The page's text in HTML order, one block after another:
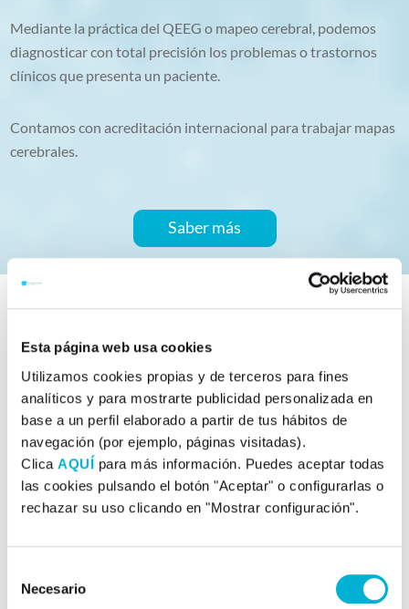
Esta página web usa cookies
Utilizamos cookies propias y de terceros para fines
analíticos y para mostrarte publicidad personalizada en
base a un perfil elaborado a partir de tus hábitos de
navegación (por ejemplo, páginas visitadas).
Clica AQUÍ para más información. Puedes aceptar todas
las cookies pulsando el botón "Aceptar" o configurarlas o
rechazar su uso clicando en "Mostrar configuración".
Necesario
Mediante la práctica del QEEG o mapeo cerebral, podemos
diagnosticar con total precisión los problemas o trastornos
clínicos que presenta un paciente.
Contamos con acreditación internacional para trabajar mapas
cerebrales.
Saber más
Neurofeedback
Especialistas en biofeedback
EEG
Echagüe, cuenta con la única acreditación a nivel
para trabajar biofeedback, LA BCIA (Biofeedback